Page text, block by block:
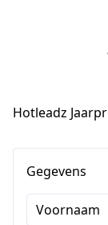
Hotleadz
Gegevens
Voornaam